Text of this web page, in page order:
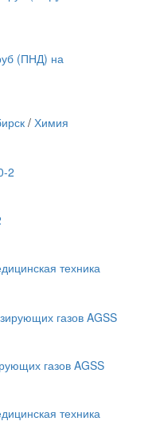
(ПНД) на
/ Химия
техника
газов AGSS
техника